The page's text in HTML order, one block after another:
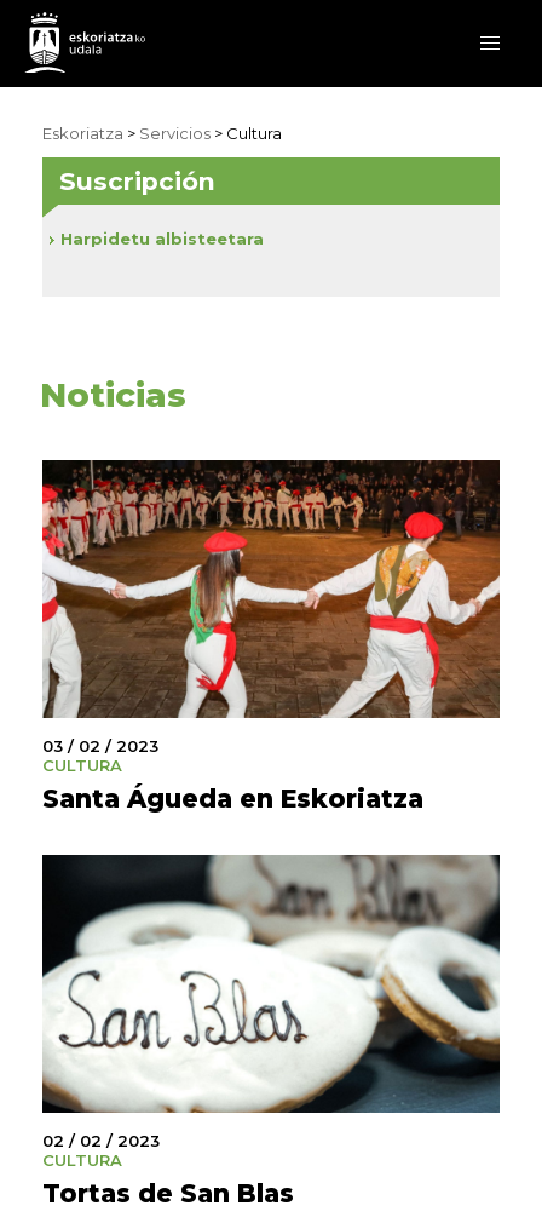
Eskoriatza > Servicios > Cultura
Noticias
03 / 02 / 2023
CULTURA
Santa Águeda en Eskoriatza
02 / 02 / 2023
CULTURA
Tortas de San Blas
Suscripción
Harpidetu albisteetara